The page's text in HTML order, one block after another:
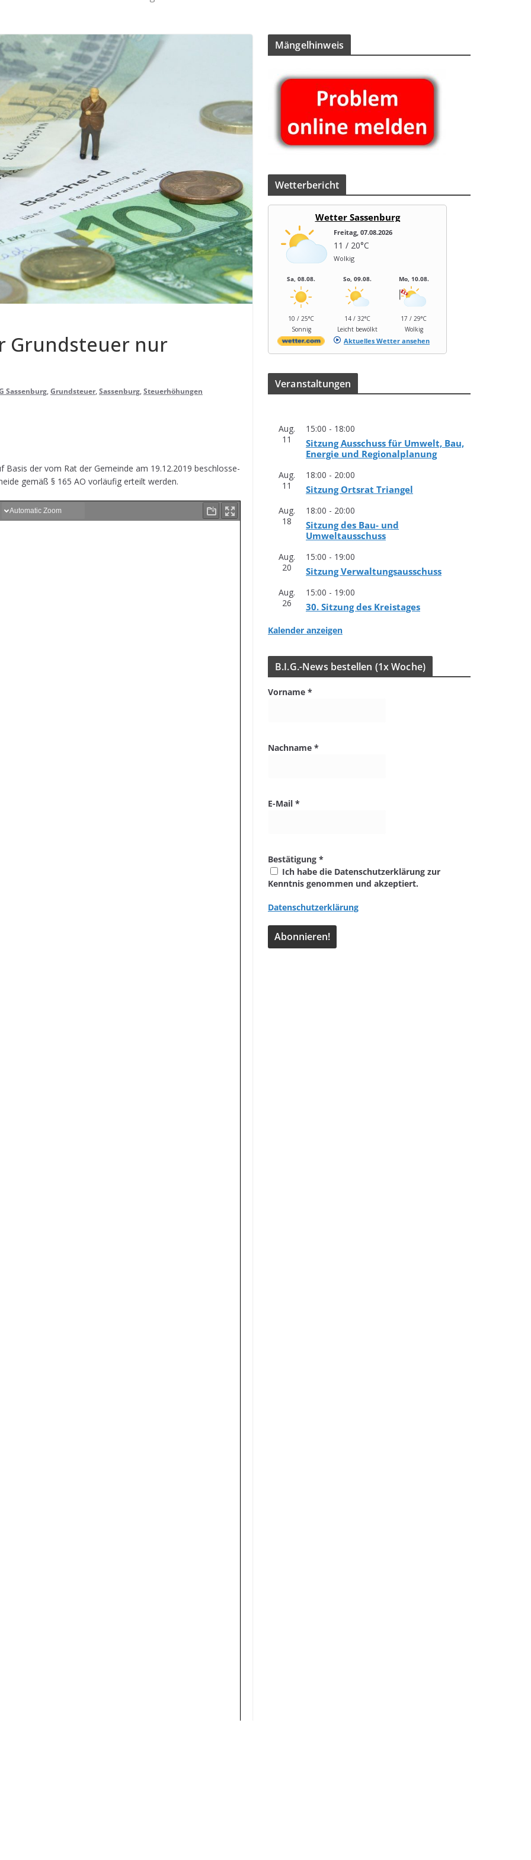
Grund­steuer nur
Sassenburg, Grundsteuer, Sassenburg, Steuerhöhungen
der vom Rat der Gemeinde am 19.12.2019 beschlos­se­
gemäß § 165 AO vor­läu­fig erteilt werden.
Män­gel­hin­weis
Wet­ter­be­richt
Wetter Sassenburg
Freitag, 07.08.2026
11 / 20°C
Wolkig
Sa, 08.08.
10 / 25°C
Sonnig
So, 09.08.
14 / 32°C
Leicht bewölkt
Mo, 10.08.
17 / 29°C
Wolkig
Aktuelles Wetter ansehen
Ver­an­stal­tun­gen
Aug.
11
15:00 - 18:00
Sit­zung Aus­schuss für Umwelt, Bau,
Ener­gie und Regionalplanung
Aug.
11
18:00 - 20:00
Sit­zung Orts­rat Triangel
Aug.
18
18:00 - 20:00
Sit­zung des Bau- und
Umweltausschuss
Aug.
20
15:00 - 19:00
Sit­zung Verwaltungsausschuss
Aug.
26
15:00 - 19:00
30. Sit­zung des Kreistages
Kalender anzeigen
B.I.G.-News bestel­len (1x Woche)
Vorname *
Nachname *
E-Mail *
Bestätigung *
Ich habe die Datenschutzerklärung zur
Kenntnis genommen und akzeptiert.
Datenschutzerklärung